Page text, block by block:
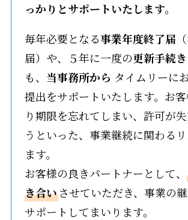
っかりとサポートいたします。
毎年必要となる事業年度終了届
届）や、５年に一度の更新手続き
も、 当事務所から タイムリーに
提出をサポートいたします。お
り期限を忘れてしまい、許可が
うといった、事業継続に関わる
ます。
お客様の良きパートナーとして、
き合いさせていただき、事業の
サポートしてまいります。